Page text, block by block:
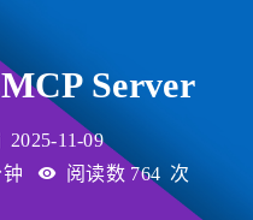
Server
2025-11-09
阅读数 764 次